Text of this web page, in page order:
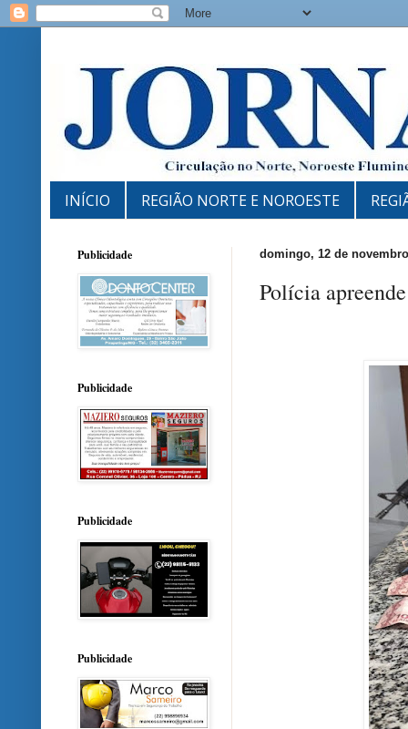
INÍCIO REGIÃO NORTE E NOROESTE
domingo, 12 de
Polícia
Publicidade
Publicidade
Publicidade
Publicidade